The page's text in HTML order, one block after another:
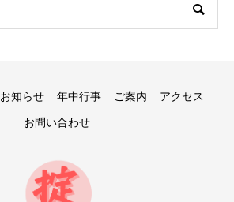
お知らせ 年中行事 ご案内 アクセス
お問い合わせ